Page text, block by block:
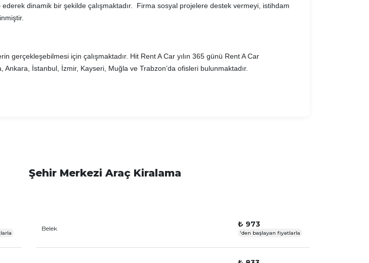
dinamik bir şekilde çalışmaktadır. Firma sosyal projelere destek vermeyi, istihdam
için çalışmaktadır. Hit Rent A Car yılın 365 günü Rent A Car
Ankara, İstanbul, İzmir, Kayseri, Muğla ve Trabzon’da ofisleri bulunmaktadır.
Şehir Merkezi Araç Kiralama
Belek ₺ 973
'den başlayan fiyatlarla